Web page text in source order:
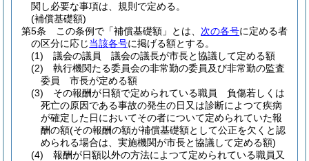
関し必要な事項は、規則で定める。
(補償基礎額)
第5条
この条例で「補償基礎額」とは、 次の各号に定める者
の区分に応じ当該各号に掲げる額とする。
(1)
議会の議員 議会の議長が市長と協議して定める額
(2)
執行機関たる委員会の非常勤の委員及び非常勤の監査
委員 市長が定める額
(3)
その報酬が日額で定められている職員 負傷若しくは
死亡の原因である事故の発生の日又は診断によつて疾病
が確定した日においてその者について定められていた報
酬の額(その報酬の額が補償基礎額として公正を欠くと認
められる場合は、実施機関が市長と協議して定める額)
(4)
報酬が日額以外の方法によつて定められている職員又